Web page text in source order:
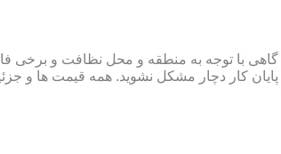
با توجه به منطقه و محل نظافت و
کار دچار مشکل نشوید. همه قیمت ها و